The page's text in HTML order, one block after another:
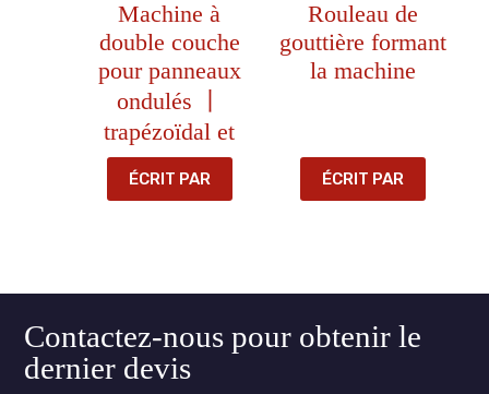
Machine à
double couche
pour panneaux
ondulés 丨
trapézoïdal et
ÉCRIT PAR
Rouleau de
gouttière formant
la machine
ÉCRIT PAR
Contactez-nous pour obtenir le
dernier devis